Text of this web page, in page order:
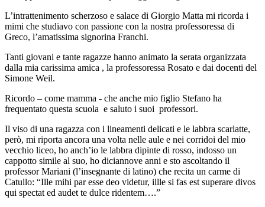
L’intrattenimento scherzoso e salace di Giorgio Matta mi ricorda i
mimi che studiavo con passione con la nostra professoressa di
Greco, l’amatissima signorina Franchi.
Tanti giovani e tante ragazze hanno animato la serata organizzata
dalla mia carissima amica , la professoressa Rosato e dai docenti del
Simone Weil.
Ricordo – come mamma - che anche mio figlio Stefano ha
frequentato questa scuola e saluto i suoi professori.
Il viso di una ragazza con i lineamenti delicati e le labbra scarlatte,
però, mi riporta ancora una volta nelle aule e nei corridoi del mio
vecchio liceo, ho anch’io le labbra dipinte di rosso, indosso un
cappotto simile al suo, ho diciannove anni e sto ascoltando il
professor Mariani (l’insegnante di latino) che recita un carme di
Catullo: “Ille mihi par esse deo videtur, illle si fas est superare divos
qui spectat ed audet te dulce ridentem….”